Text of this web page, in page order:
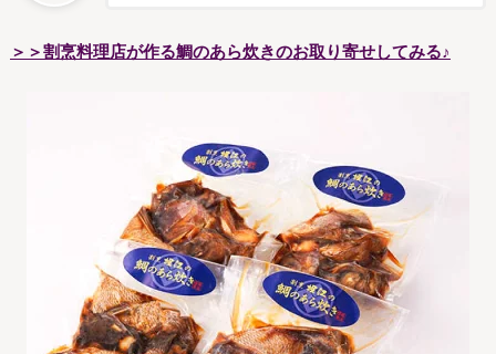
＞＞割烹料理店が作る鯛のあら炊きのお取り寄せしてみる♪